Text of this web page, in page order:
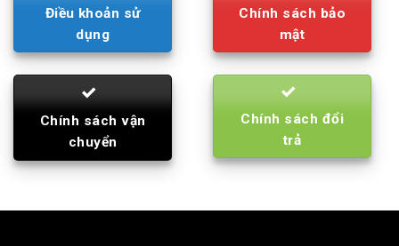
Điều khoản sử
dụng
Chính sách bảo
mật
Chính sách vận
chuyển
Chính sách đổi
trả